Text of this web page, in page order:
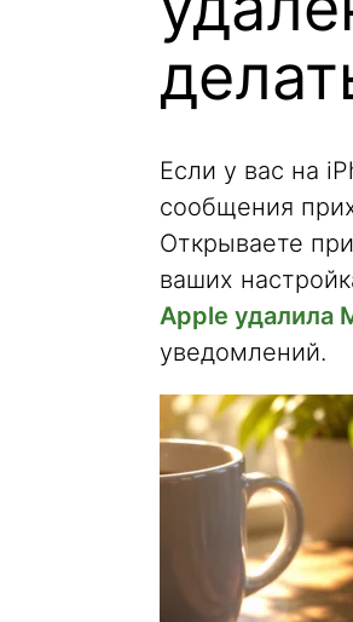
Если у вас на
сообщения
Открываете
ваших
Apple удалила
уведомлений.